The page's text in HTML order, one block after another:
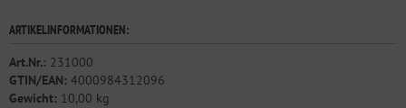
ARTIKELINFORMATIONEN:
Art.Nr.: 231000
GTIN/EAN: 4000984312096
Gewicht: 10,00 kg